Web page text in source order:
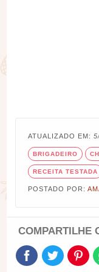
ATUALIZADO EM:
BRIGADEIRO
RECEITA TESTADA
POSTADO POR:
COMPARTILHE